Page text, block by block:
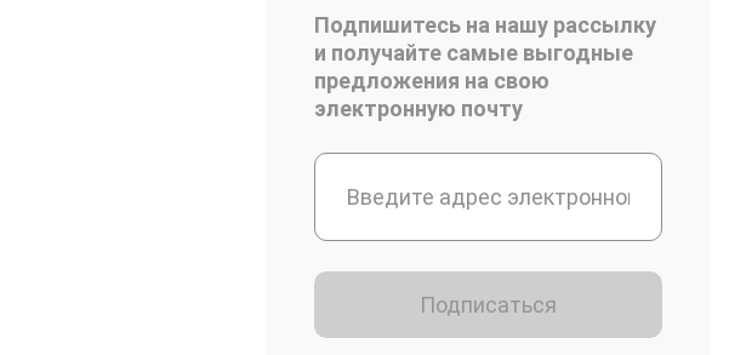
Подпишитесь на нашу рассылку
и получайте самые выгодные
предложения на свою
электронную почту
Подписаться